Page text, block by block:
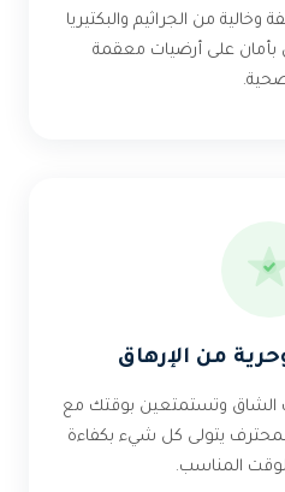
من الجراثيم والبكتيريا
بأمان على أرضيات معقمة
من الإرهاق
الشاق وتستمتعين بوقتك مع
المحترف يتولى كل شيء بكفاءة
المناسب.